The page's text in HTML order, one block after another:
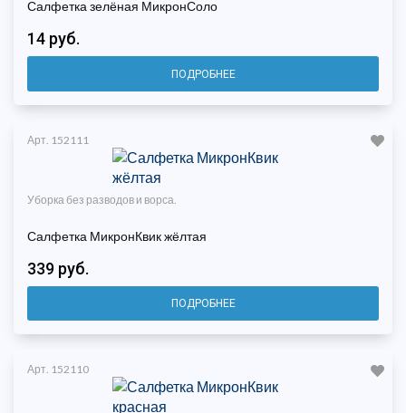
Салфетка зелёная МикронСоло
14 руб.
ПОДРОБНЕЕ
Арт. 152111
Уборка без разводов и ворса.
Салфетка МикронКвик жёлтая
339 руб.
ПОДРОБНЕЕ
Арт. 152110